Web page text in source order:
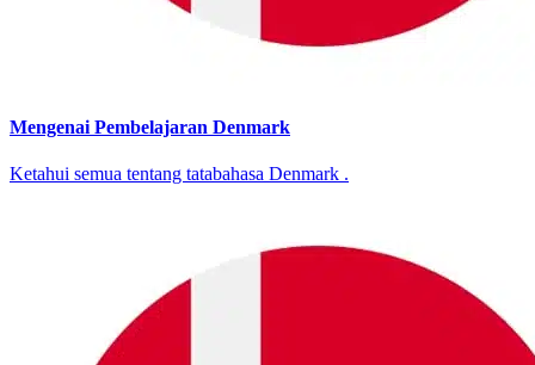
Mengenai Pembelajaran Denmark
Ketahui semua tentang tatabahasa Denmark .